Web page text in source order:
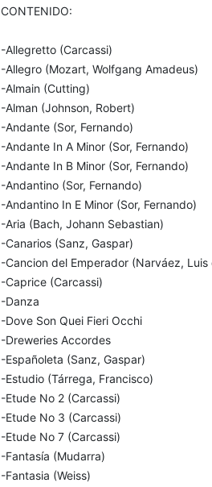
CONTENIDO:
-Allegretto (Carcassi)
-Allegro (Mozart, Wolfgang Amadeus)
-Almain (Cutting)
-Alman (Johnson, Robert)
-Andante (Sor, Fernando)
-Andante In A Minor (Sor, Fernando)
-Andante In B Minor (Sor, Fernando)
-Andantino (Sor, Fernando)
-Andantino In E Minor (Sor, Fernando)
-Aria (Bach, Johann Sebastian)
-Canarios (Sanz, Gaspar)
-Cancion del Emperador (Narváez, Luis
-Caprice (Carcassi)
-Danza
-Dove Son Quei Fieri Occhi
-Dreweries Accordes
-Españoleta (Sanz, Gaspar)
-Estudio (Tárrega, Francisco)
-Etude No 2 (Carcassi)
-Etude No 3 (Carcassi)
-Etude No 7 (Carcassi)
-Fantasía (Mudarra)
-Fantasia (Weiss)